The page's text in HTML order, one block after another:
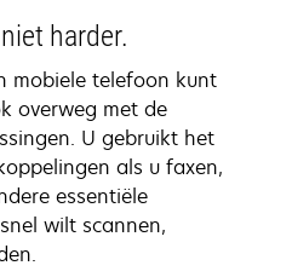
harder.
mobiele telefoon kunt
overweg met de
U gebruikt het
als u faxen,
essentiële
wilt scannen,